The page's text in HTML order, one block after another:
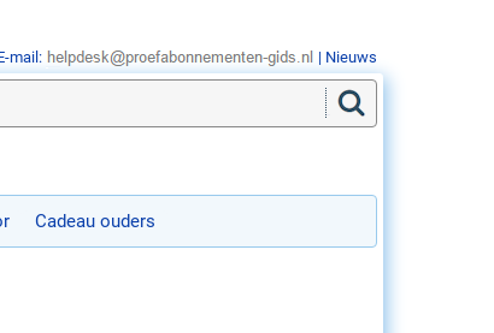
Cadeau ouders
mail: | Nieuws